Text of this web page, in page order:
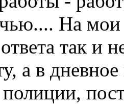
На мои
так и
а в